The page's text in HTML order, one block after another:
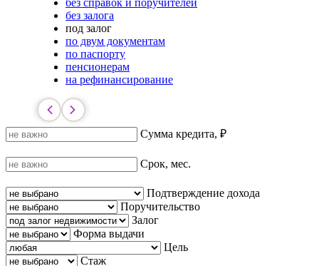
без залога
под залог
по двум документам
по паспорту
пенсионерам
на рефинансирование
Сумма кредита, ₽
Срок, мес.
Подтверждение дохода
Поручительство
Залог
Форма выдачи
Цель
Стаж